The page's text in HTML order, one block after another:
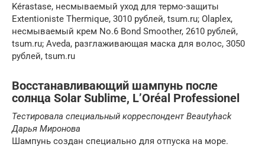
Kérastase, несмываемый уход для термо-защиты
Extentioniste Thermique, 3010 рублей, tsum.ru; Olaplex,
несмываемый крем No.6 Bond Smoother, 2610 рублей,
tsum.ru; Aveda, разглаживающая маска для волос, 3050
рублей, tsum.ru
Восстанавливающий шампунь после
солнца Solar Sublime, L’Oréal Professionel
Тестировала специальный корреспондент Beautyhack
Дарья Миронова
Шампунь создан специально для отпуска на море.